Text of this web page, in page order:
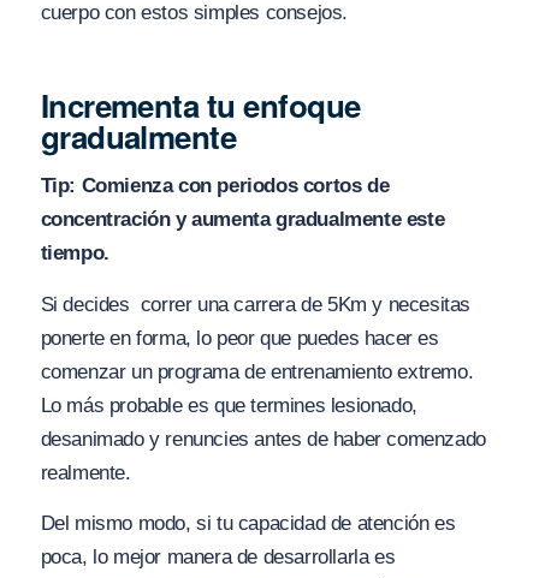
cuerpo con estos simples consejos.
Incrementa tu enfoque
gradualmente
Tip: Comienza con periodos cortos de
concentración y aumenta gradualmente este
tiempo.
Si decides correr una carrera de 5Km y necesitas
ponerte en forma, lo peor que puedes hacer es
comenzar un programa de entrenamiento extremo.
Lo más probable es que termines lesionado,
desanimado y renuncies antes de haber comenzado
realmente.
Del mismo modo, si tu capacidad de atención es
poca, lo mejor manera de desarrollarla es